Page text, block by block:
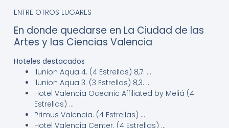
ENTRE OTROS LUGARES
En donde quedarse en La Ciudad de las
Artes y las Ciencias Valencia
Hoteles destacados
Ilunion Aqua 4. (4 Estrellas) 8,7. …
Ilunion Aqua 3. (3 Estrellas) 8,3. …
Hotel Valencia Oceanic Affiliated by Meliá (4
Estrellas) …
Primus Valencia. (4 Estrellas) …
Hotel Valencia Center. (4 Estrellas) …